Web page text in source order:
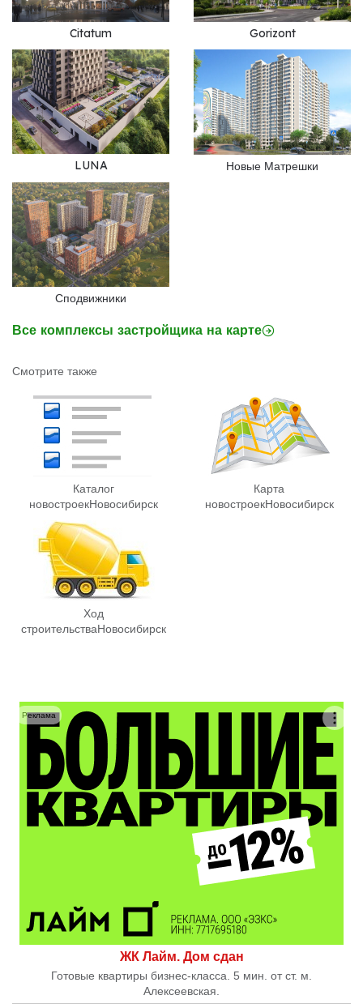
Citatum Gorizont
LUNA Новые Матрешки
Сподвижники
Все комплексы застройщика на карте
Смотрите также
Каталог
новостроекНовосибирск
Карта
новостроекНовосибирск
Ход
строительстваНовосибирск
ЖК Лайм. Дом сдан
Готовые квартиры бизнес-класса. 5 мин. от ст. м.
Алексеевская.
Реклама